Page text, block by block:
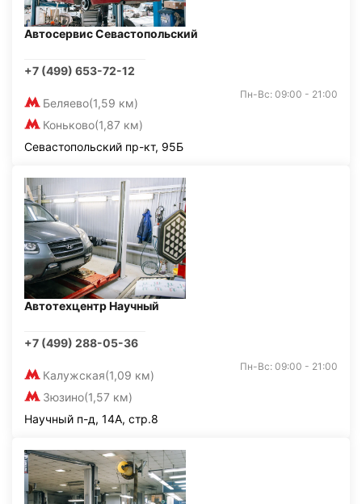
Автосервис Севастопольский
+7 (499) 653-72-12
Беляево(1,59 км)
Коньково(1,87 км)
Пн-Вс: 09:00 - 21:00
Севастопольский пр-кт, 95Б
Автотехцентр Научный
+7 (499) 288-05-36
Калужская(1,09 км)
Зюзино(1,57 км)
Пн-Вс: 09:00 - 21:00
Научный п-д, 14А, стр.8